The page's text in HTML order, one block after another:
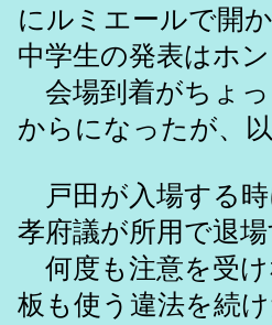
にルミエールで開
中学生の発表はホ
会場到着がちょっ
からになったが、
戸田が入場する時
孝府議が所用で退
何度も注意を受け
板も使う違法を続